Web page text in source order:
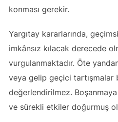
konması gerekir.
Yargıtay kararlarında,
imkânsız kılacak derecede
vurgulanmaktadır. Öte
veya gelip geçici tartışmalar
değerlendirilmez.
ve sürekli etkiler doğurmuş